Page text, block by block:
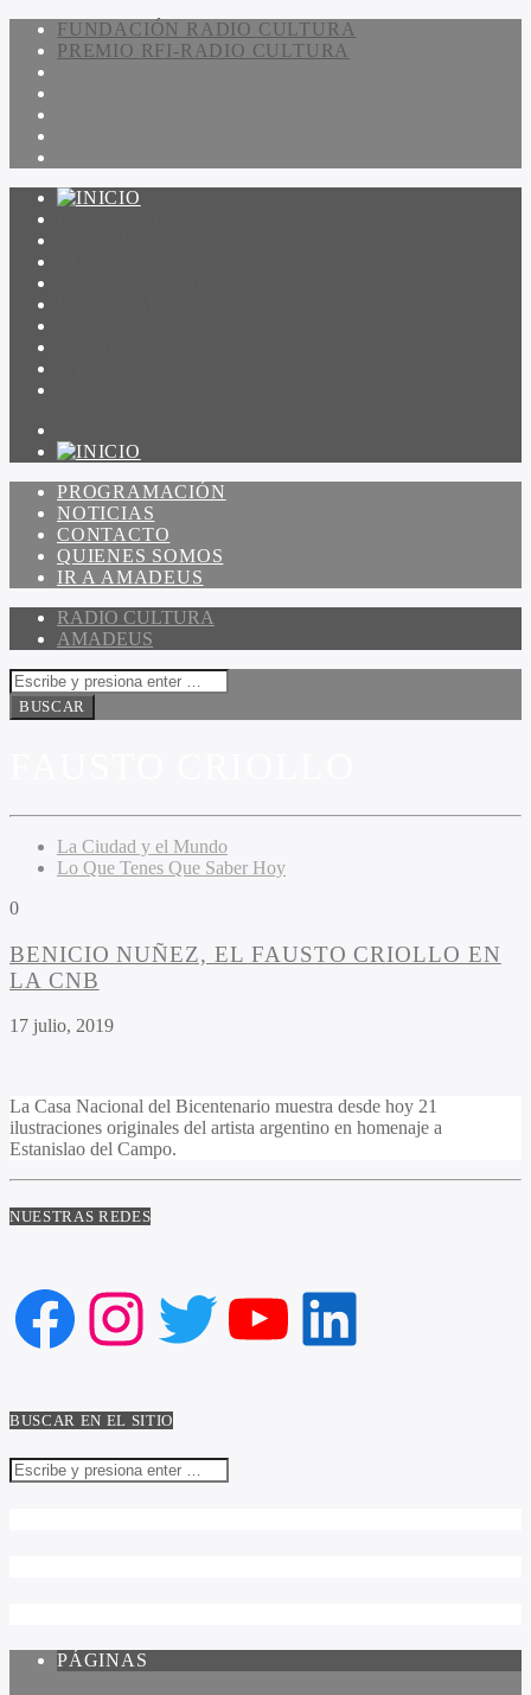
FUNDACIÓN RADIO CULTURA
PREMIO RFI-RADIO CULTURA
PROGRAMACIÓN
NOTICIAS
CONTACTO
QUIENES SOMOS
IR A AMADEUS
RADIO CULTURA
AMADEUS
La Ciudad y el Mundo
Lo Que Tenes Que Saber Hoy
0
BENICIO NUÑEZ, EL FAUSTO CRIOLLO EN
LA CNB
17 julio, 2019
La Casa Nacional del Bicentenario muestra desde hoy 21
ilustraciones originales del artista argentino en homenaje a
Estanislao del Campo.
NUESTRAS REDES
Facebook
Instagram
Twitter
YouTube
LinkedIn
BUSCAR EN EL SITIO
PÁGINAS